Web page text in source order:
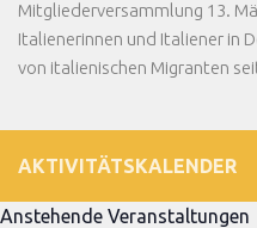
Mitgliederversammlung 13.
Italienerinnen und Italiener in
von italienischen Migranten
AKTIVITÄTSKALENDER
Anstehende Veranstaltungen